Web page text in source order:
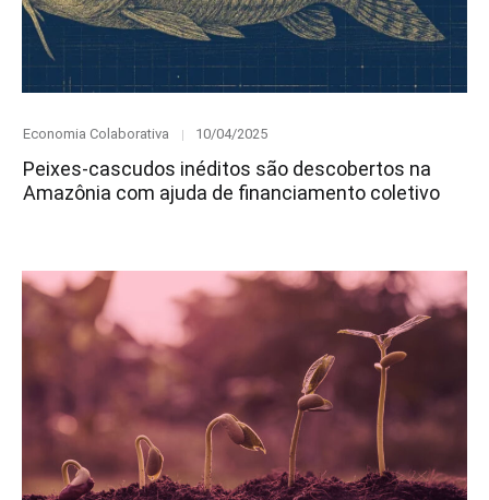
Category
Economia Colaborativa
Posted
10/04/2025
Peixes-cascudos inéditos são descobertos na
Amazônia com ajuda de financiamento coletivo